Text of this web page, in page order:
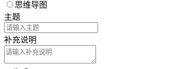
思维导图
主题
补充说明